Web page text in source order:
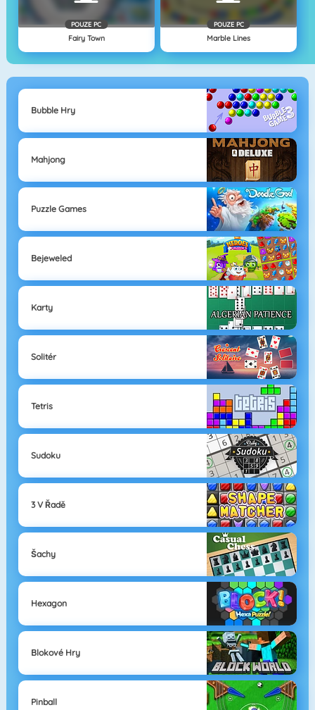
POUZE PC
Fairy Town
POUZE PC
Marble Lines
Bubble Hry
Mahjong
Puzzle Games
Bejeweled
Karty
Solitér
Tetris
Sudoku
3 V Řadě
Šachy
Hexagon
Blokové Hry
Pinball